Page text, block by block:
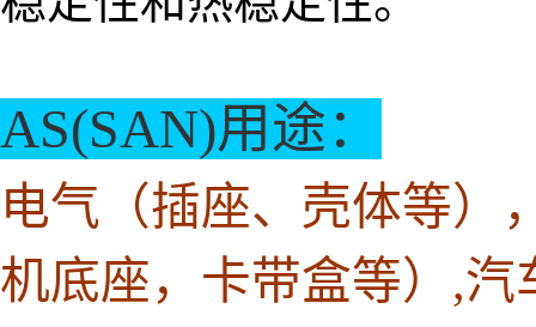
AS(SAN)用途：
电气（插座、壳体等）
机底座，卡带盒等）,